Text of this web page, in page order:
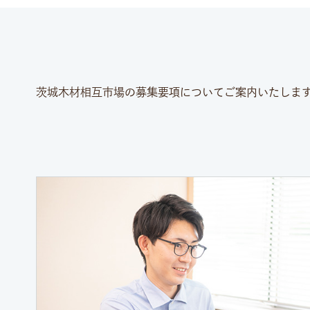
茨城木材相互市場の募集要項についてご案内いたしま